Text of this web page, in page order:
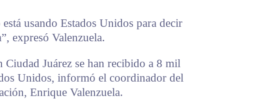
usando Estados Unidos para decir
expresó Valenzuela.
Ciudad Juárez se han recibido a 8 mil
Unidos, informó el coordinador del
Enrique Valenzuela.